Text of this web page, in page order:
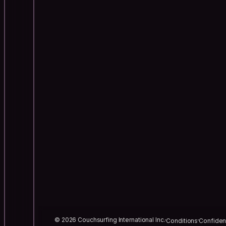
© 2026 Couchsurfing International Inc.Conditions